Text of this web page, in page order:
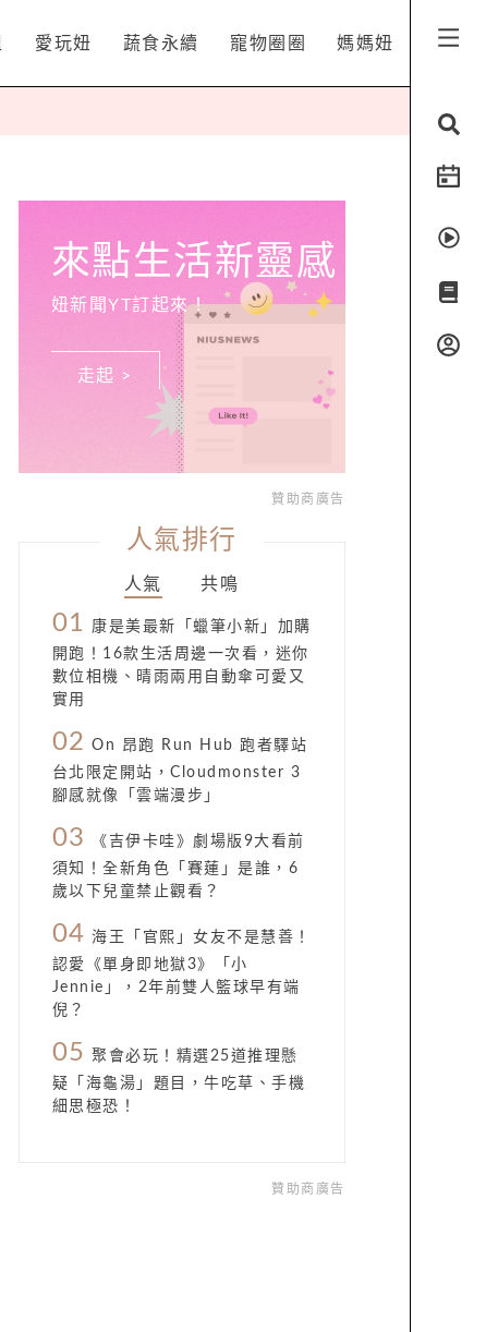
愛玩妞 蔬食永續 寵物圈圈 媽媽妞
來點生活新靈感
妞新聞YT訂起來！
走起 >
贊助商廣告
人氣排行
人氣 共鳴
01
康是美最新「蠟筆小新」加購
開跑！16款生活周邊一次看，迷你
數位相機、晴雨兩用自動傘可愛又
實用
02 On 昂跑 Run Hub 跑者驛站
台北限定開站，Cloudmonster 3
腳感就像「雲端漫步」
03
《吉伊卡哇》劇場版9大看前
須知！全新角色「賽蓮」是誰，6
歲以下兒童禁止觀看？
04 海王「官熙」女友不是慧善！
認愛《單身即地獄3》「小
Jennie」，2年前雙人籃球早有端
倪？
05 聚會必玩！精選25道推理懸
疑「海龜湯」題目，牛吃草、手機
細思極恐！
贊助商廣告